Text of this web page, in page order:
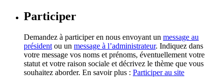
Participer
Demandez à participer en nous envoyant un message au
président ou un message à l’administrateur. Indiquez dans
votre message vos noms et prénoms, éventuellement votre
statut et votre raison sociale et décrivez le thème que vous
souhaitez aborder. En savoir plus : Participer au site